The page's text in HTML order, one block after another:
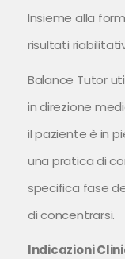
Insieme alla
risultati
Balance Tutor
in direzione
il paziente è in
una pratica di
specifica fase
di concentrarsi.
Indicazioni